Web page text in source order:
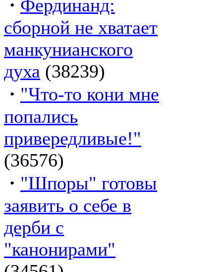
· Фердинанд:
сборной не хватает
манкунианского
духа (38239)
· "Что-то кони мне
попались
привередливые!"
(36576)
· "Шпоры" готовы
заявить о себе в
дерби с
"канонирами"